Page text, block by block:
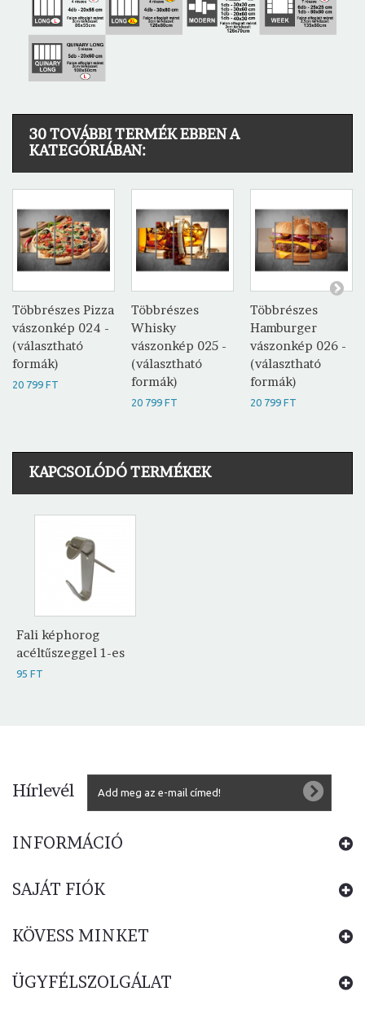
30 TOVÁBBI TERMÉK EBBEN A
KATEGÓRIÁBAN:
Többrészes Pizza
vászonkép 024 -
(választható
formák)
20 799 FT
Többrészes
Whisky
vászonkép 025 -
(választható
formák)
20 799 FT
Többrészes
Hamburger
vászonkép 026 -
(választható
formák)
20 799 FT
KAPCSOLÓDÓ TERMÉKEK
Fali képhorog
acéltűszeggel 1-es
95 FT
Hírlevél
INFORMÁCIÓ
SAJÁT FIÓK
KÖVESS MINKET
ÜGYFÉLSZOLGÁLAT